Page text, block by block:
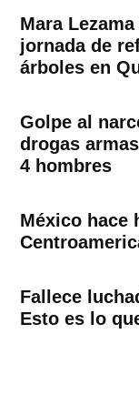
Mara
jornada de
árboles en
Golpe al
drogas
4 hombres
México hace
Fallece
Esto es lo